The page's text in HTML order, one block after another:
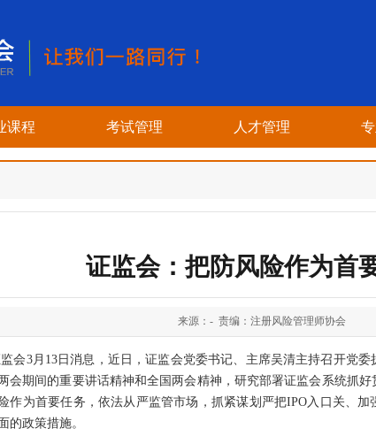
课程 考试管理 人才管理
证监会：把防风险作为首
来源：- 责编：注册风险管理师协会
会3月13日消息，近日，证监会党委书记、主席吴清主持召开党
会期间的重要讲话精神和全国两会精神，研究部署证监会系统抓好
作为首要任务，依法从严监管市场，抓紧谋划严把IPO入口关、
的政策措施。